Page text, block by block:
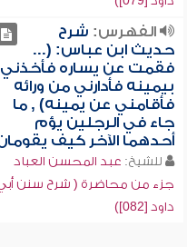
الفهرس: شرح
حديث ابن عباس: (...
فقمت عن يساره فأخذني
بيمينه فأدارني من ورائه
فأقامني عن يمينه) , ما
جاء في الرجلين يؤم
أحدهما الآخر كيف
للشيخ: عبد المحسن العباد
جزء من محاضرة ( شرح سنن
داود [082])